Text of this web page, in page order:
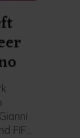
FIFA,